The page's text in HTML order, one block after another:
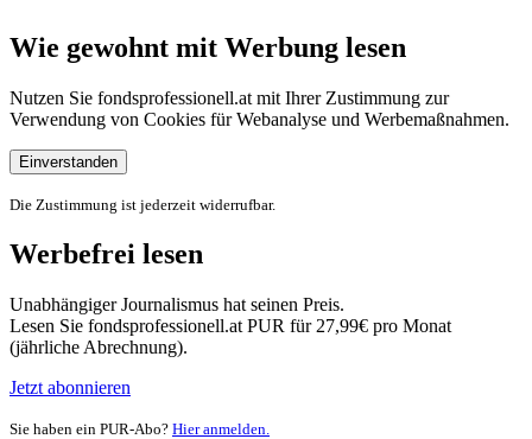
Wie gewohnt mit Werbung lesen
Nutzen Sie fondsprofessionell.at mit Ihrer Zustimmung zur
Verwendung von Cookies für Webanalyse und Werbemaßnahmen.
Einverstanden
Die Zustimmung ist jederzeit widerrufbar.
Werbefrei lesen
Unabhängiger Journalismus hat seinen Preis.
Lesen Sie fondsprofessionell.at PUR für 27,99€ pro Monat
(jährliche Abrechnung).
Jetzt abonnieren
Sie haben ein PUR-Abo? Hier anmelden.